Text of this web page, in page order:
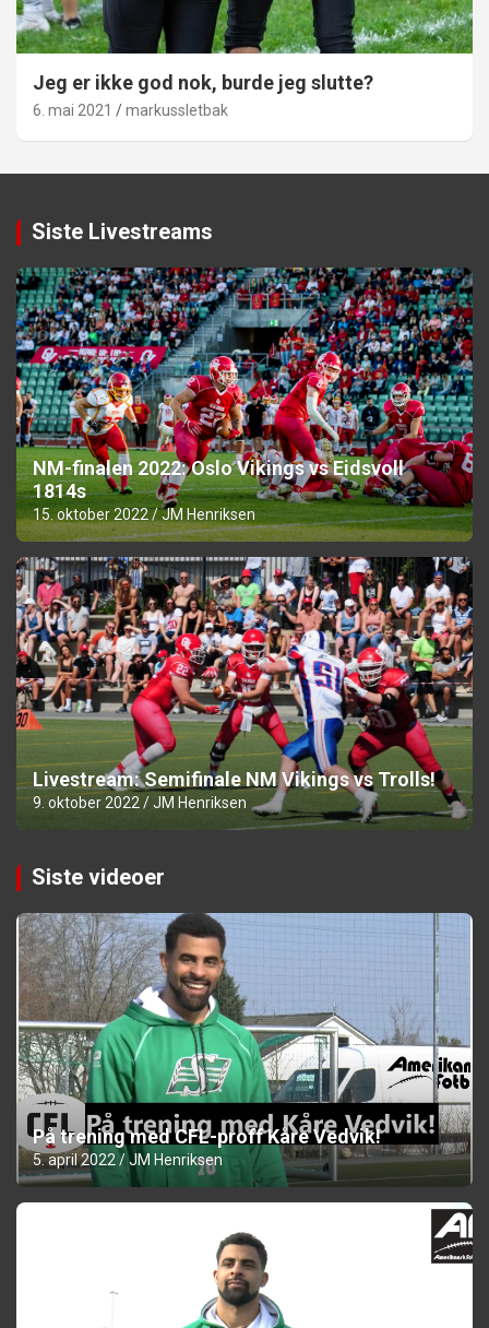
Jeg er ikke god nok, burde jeg slutte?
6. mai 2021 markussletbak
Siste Livestreams
NM-finalen 2022: Oslo Vikings vs Eidsvoll
1814s
15. oktober 2022 JM Henriksen
Livestream: Semifinale NM Vikings vs Trolls!
9. oktober 2022 JM Henriksen
Siste videoer
På trening med CFL-proff Kåre Vedvik!
5. april 2022 JM Henriksen